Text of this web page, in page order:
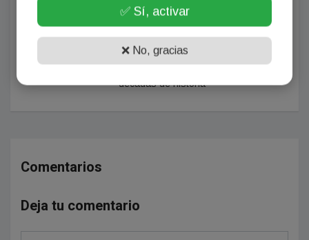
personas por trata de personas
​La Iglesia Evangélica "Soldados de
décadas de historia
Comentarios
Deja tu comentario
✅ Sí, activar
❌ No, gracias